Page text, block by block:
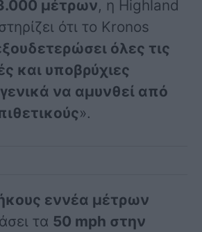
μέτρων, η Highland
ότι το Kronos
όλες τις
και υποβρύχιες
να αμυνθεί από
».
εννέα μέτρων
τα 50 mph στην